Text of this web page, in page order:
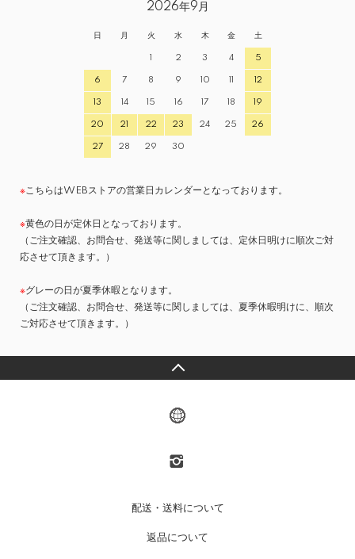
2026年9月
日 月 火 水 木 金 土
1 2 3 4 5
6 7 8 9 10 11 12
13 14 15 16 17 18 19
20 21 22 23 24 25 26
27 28 29 30
※こちらはWEBストアの営業日カレンダーとなっております。
※黄色の日が定休日となっております。
（ご注文確認、お問合せ、発送等に関しましては、定休日明けに順次ご対
応させて頂きます。）
※グレーの日が夏季休暇となります。
（ご注文確認、お問合せ、発送等に関しましては、夏季休暇明けに、順次
ご対応させて頂きます。）
配送・送料について
返品について